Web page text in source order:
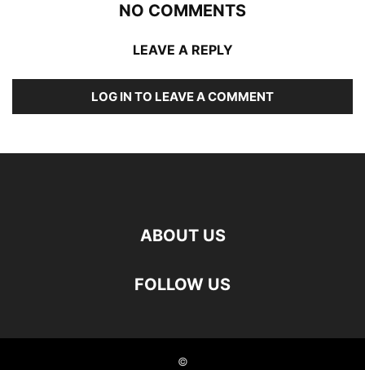
NO COMMENTS
LEAVE A REPLY
LOG IN TO LEAVE A COMMENT
ABOUT US
FOLLOW US
©